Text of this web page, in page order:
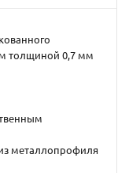
толщиной 0,7 мм
металлопрофиля